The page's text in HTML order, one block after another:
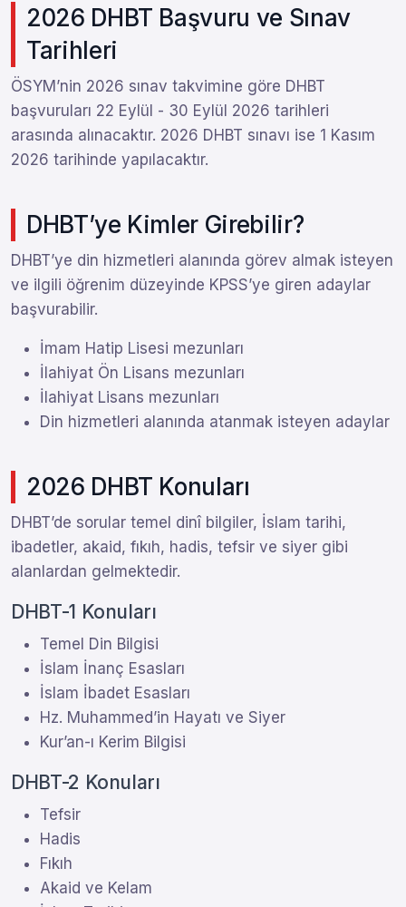
2026 DHBT Başvuru ve Sınav
Tarihleri
ÖSYM’nin 2026 sınav takvimine göre DHBT
başvuruları 22 Eylül - 30 Eylül 2026 tarihleri
arasında alınacaktır. 2026 DHBT sınavı ise 1 Kasım
2026 tarihinde yapılacaktır.
DHBT’ye Kimler Girebilir?
DHBT’ye din hizmetleri alanında görev almak isteyen
ve ilgili öğrenim düzeyinde KPSS’ye giren adaylar
başvurabilir.
İmam Hatip Lisesi mezunları
İlahiyat Ön Lisans mezunları
İlahiyat Lisans mezunları
Din hizmetleri alanında atanmak isteyen adaylar
2026 DHBT Konuları
DHBT’de sorular temel dinî bilgiler, İslam tarihi,
ibadetler, akaid, fıkıh, hadis, tefsir ve siyer gibi
alanlardan gelmektedir.
DHBT-1 Konuları
Temel Din Bilgisi
İslam İnanç Esasları
İslam İbadet Esasları
Hz. Muhammed’in Hayatı ve Siyer
Kur’an-ı Kerim Bilgisi
DHBT-2 Konuları
Tefsir
Hadis
Fıkıh
Akaid ve Kelam